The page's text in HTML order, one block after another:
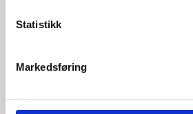
Statistikk
Markedsføring
Kundeklubb